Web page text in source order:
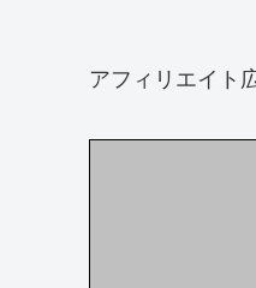
アフィリエイト